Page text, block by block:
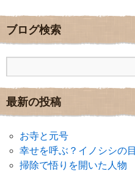
ブログ検索
最新の投稿
お寺と元号
幸せを呼ぶ？イノシシの目
掃除で悟りを開いた人物